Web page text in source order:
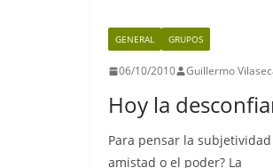
GENERAL GRUPOS
06/10/2010 Guillermo
Hoy la
Para pensar la
amistad o el poder? La